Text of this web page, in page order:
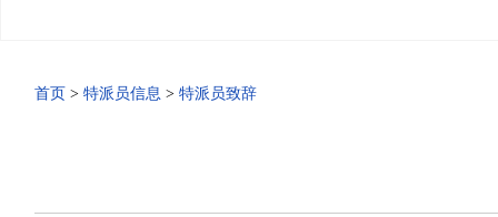
首页 > 特派员信息 > 特派员致辞